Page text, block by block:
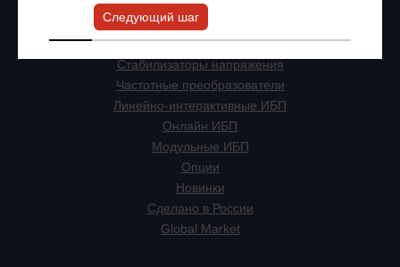
Продукция
ИБП
Стабилизаторы напряжения
Частотные преобразователи
Линейно-интерактивные ИБП
Онлайн ИБП
Модульные ИБП
Опции
Новинки
Сделано в России
Global Market
Следующий шаг